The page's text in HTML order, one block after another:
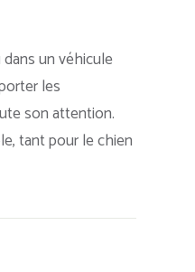
un véhicule
les
son attention.
tant pour le chien